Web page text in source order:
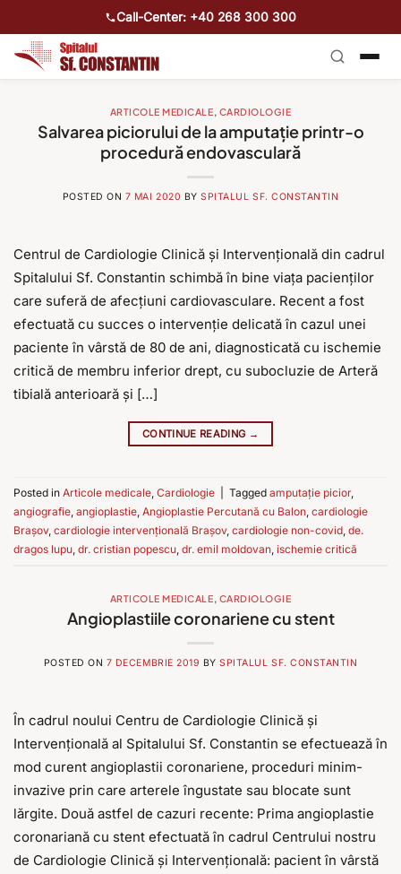
Call-Center: +40 268 300 300
ARTICOLE MEDICALE, CARDIOLOGIE
Salvarea piciorului de la amputație printr-o
procedură endovasculară
POSTED ON 7 MAI 2020 BYSPITALUL SF. CONSTANTIN
Centrul de Cardiologie Clinică și Intervențională din cadrul
Spitalului Sf. Constantin schimbă în bine viața pacienților
care suferă de afecțiuni cardiovasculare. Recent a fost
efectuată cu succes o intervenție delicată în cazul unei
paciente în vârstă de 80 de ani, diagnosticată cu ischemie
critică de membru inferior drept, cu subocluzie de Arteră
tibială anterioară și […]
CONTINUE READING →
Posted in Articole medicale, Cardiologie Tagged amputație picior,
angiografie, angioplastie, Angioplastie Percutană cu Balon, cardiologie
Brașov, cardiologie intervențională Brașov, cardiologie non-covid, de.
dragos lupu, dr. cristian popescu, dr. emil moldovan, ischemie critică
ARTICOLE MEDICALE, CARDIOLOGIE
Angioplastiile coronariene cu stent
POSTED ON 7 DECEMBRIE 2019 BYSPITALUL SF. CONSTANTIN
În cadrul noului Centru de Cardiologie Clinică și
Intervențională al Spitalului Sf. Constantin se efectuează în
mod curent angioplastii coronariene, proceduri minim-
invazive prin care arterele îngustate sau blocate sunt
lărgite. Două astfel de cazuri recente: Prima angioplastie
coronariană cu stent efectuată în cadrul Centrului nostru
de Cardiologie Clinică și Intervențională: pacient în vârstă